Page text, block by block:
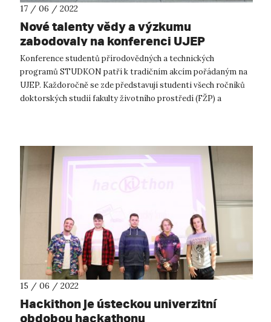
17 / 06 / 2022
Nové talenty vědy a výzkumu
zabodovaly na konferenci UJEP
Konference studentů přírodovědných a technických
programů STUDKON patří k tradičním akcím pořádaným na
UJEP. Každoročně se zde představují studenti všech ročníků
doktorských studií fakulty životního prostředí (FŽP) a
15 / 06 / 2022
Hackithon je ústeckou univerzitní
obdobou hackathonu